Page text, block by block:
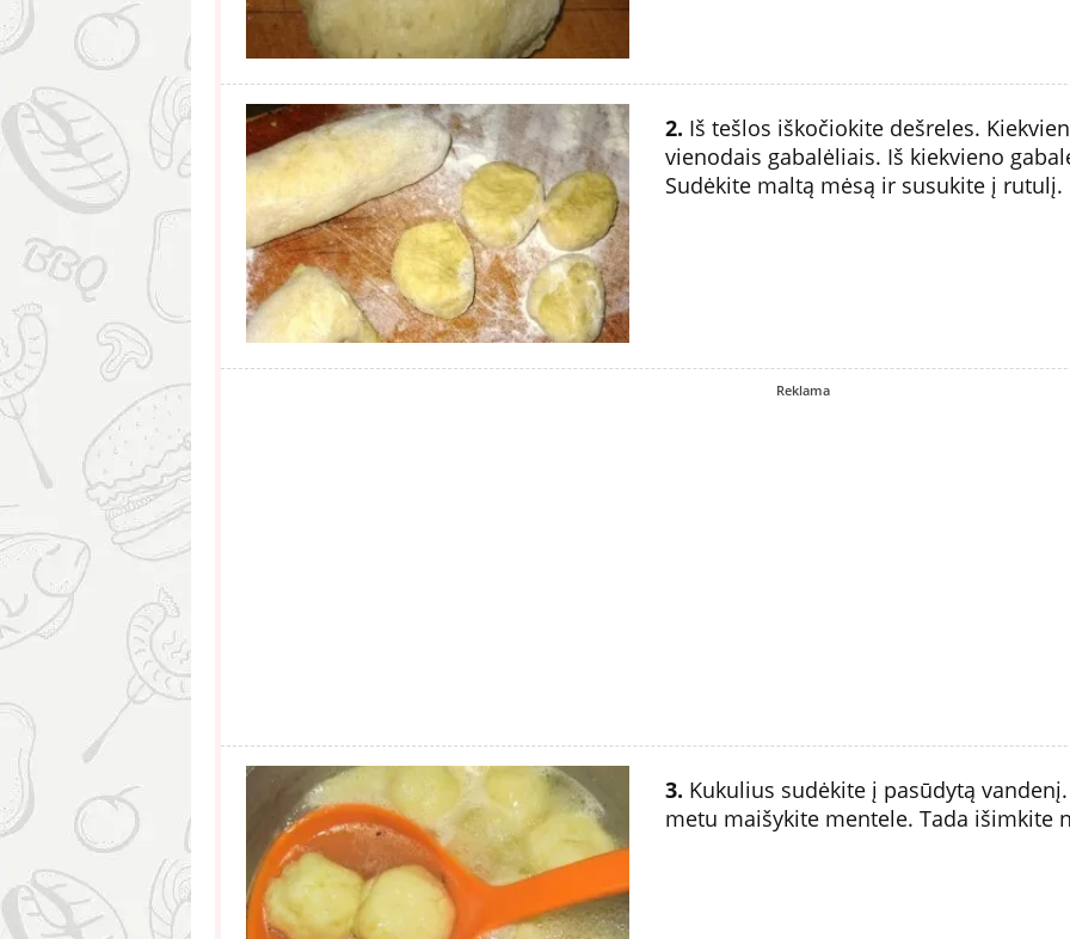
2. Iš tešlos iškočiokite dešreles.
vienodais gabalėliais. Iš kiekvieno
Sudėkite maltą mėsą ir susukite į rutulį.
Reklama
3. Kukulius sudėkite į pasūdytą
metu maišykite mentele. Tada išimkite